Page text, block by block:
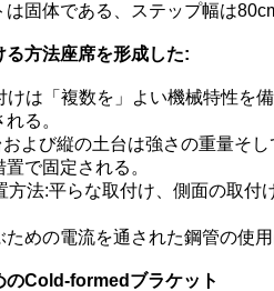
は固体である、ステップ幅は
る方法座席を形成した:
けは「複数を」よい機械特性を
る。
よび縦の土台は強さの重量そ
置で固定される。
方法:平らな取付け、側面の取付
ための電流を通された鋼管の使
のCold-formedブラケット